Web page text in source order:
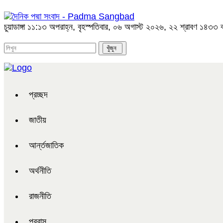
চুয়াডাঙ্গা ১১:১৩ অপরাহ্ন, বৃহস্পতিবার, ০৬ অগাস্ট ২০২৬, ২২ শ্রাবণ ১৪৩৩
প্রচ্ছদ
জাতীয়
আর্ন্তজাতিক
অর্থনীতি
রাজনীতি